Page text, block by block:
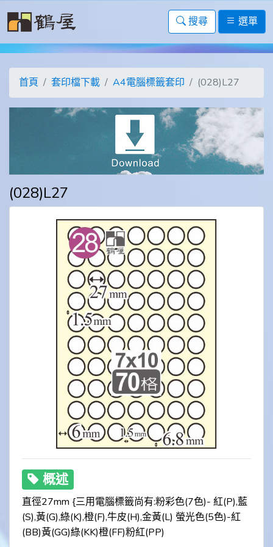
搜尋 選單
首頁 套印檔下載 A4電腦標籤套印 (028)L27
(028)L27
概述
直徑27mm {三用電腦標籤尚有:粉彩色(7色)- 紅(P),藍
(S),黃(G),綠(K),橙(F),牛皮(H),金黃(L) 螢光色(5色)-紅
(BB)黃(GG)綠(KK)橙(FF)粉紅(PP)